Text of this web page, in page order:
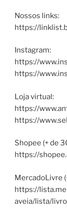
Nossos links:
https://
Instagram:
https://
https://
Loja virtual:
https://
https://
Shopee (+ de
https://
MercadoLivre
https://
aveia/lista/